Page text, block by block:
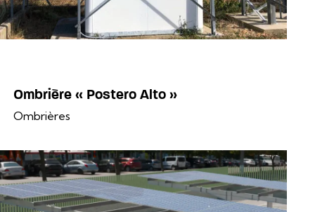
Ombrière « Postero Alto »
Ombrières